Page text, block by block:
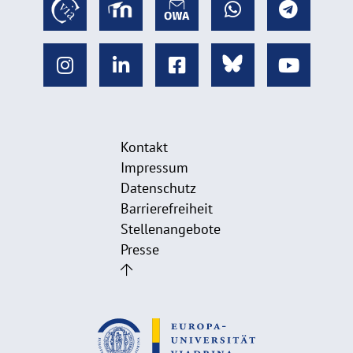
Kontakt
Impressum
Datenschutz
Barrierefreiheit
Stellenangebote
Presse